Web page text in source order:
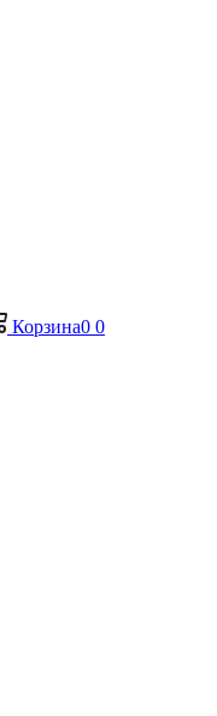
Корзина0 0